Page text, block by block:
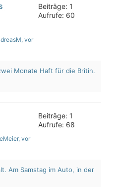
, vor
Beiträge: 1
Aufrufe: 60
Monate Haft für die Britin.
, vor
Beiträge: 1
Aufrufe: 68
Am Samstag im Auto, in der